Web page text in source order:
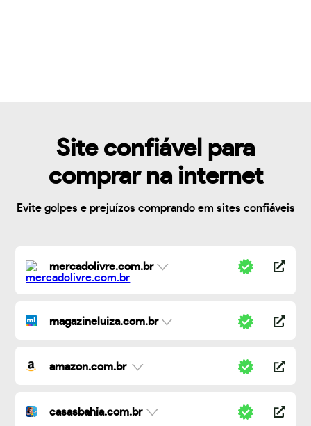
Site confiável para
comprar na internet
Evite golpes e prejuízos comprando em sites confiáveis
mercadolivre.com.br
magazineluiza.com.br
amazon.com.br
casasbahia.com.br